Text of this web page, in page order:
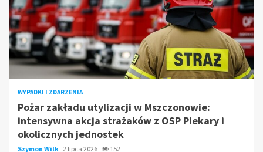
WYPADKI I ZDARZENIA
Pożar zakładu utylizacji w Mszczonowie:
intensywna akcja strażaków z OSP Piekary i
okolicznych jednostek
Szymon Wilk 2 lipca 2026 152